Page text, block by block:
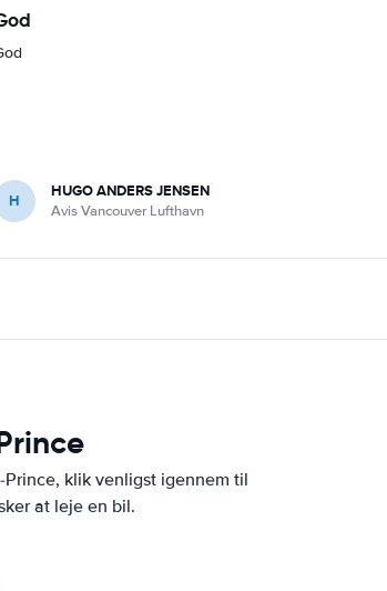
H HUGO ANDERS JENSEN
Avis Vancouver Lufthavn
klik venligst igennem til
at leje en bil.